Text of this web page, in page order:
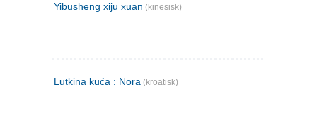
Yibusheng xiju xuan (kinesisk)
Lutkina kuća : Nora (kroatisk)